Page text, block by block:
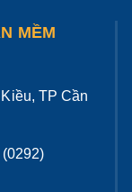
MỀM
TP Cần